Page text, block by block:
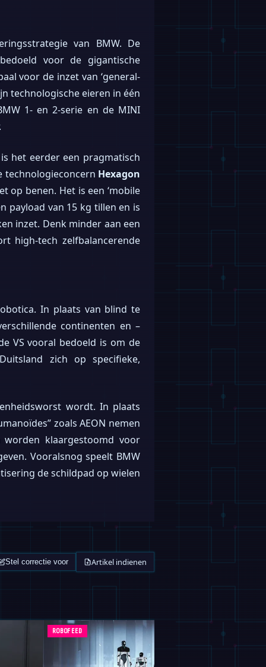
van BMW. De
voor de gigantische
voor de inzet van ‘general-
technologische eieren in één
1- en 2-serie en de MINI
het eerder een pragmatisch
technologieconcern Hexagon
op benen. Het is een ‘mobile
payload van 15 kg tillen en is
inzet. Denk minder aan een
high-tech zelfbalancerende
In plaats van blind te
continenten en –
VS vooral bedoeld is om de
zich op specifieke,
wordt. In plaats
zoals AEON nemen
klaargestoomd voor
Vooralsnog speelt BMW
de schildpad op wielen
Stel correctie voor Artikel indienen
ROBOFEED